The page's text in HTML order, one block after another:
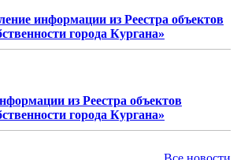
информации из Реестра объектов
города Кургана»
из Реестра объектов
города Кургана»